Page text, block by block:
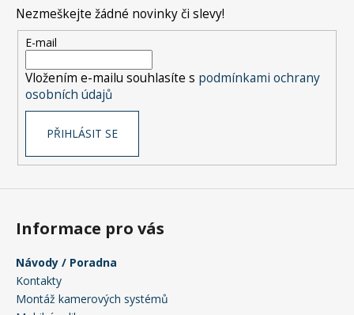
Nezmeškejte žádné novinky či slevy!
E-mail
Vložením e-mailu souhlasíte s podmínkami ochrany
osobních údajů
PŘIHLÁSIT SE
Informace pro vás
Návody / Poradna
Kontakty
Montáž kamerových systémů